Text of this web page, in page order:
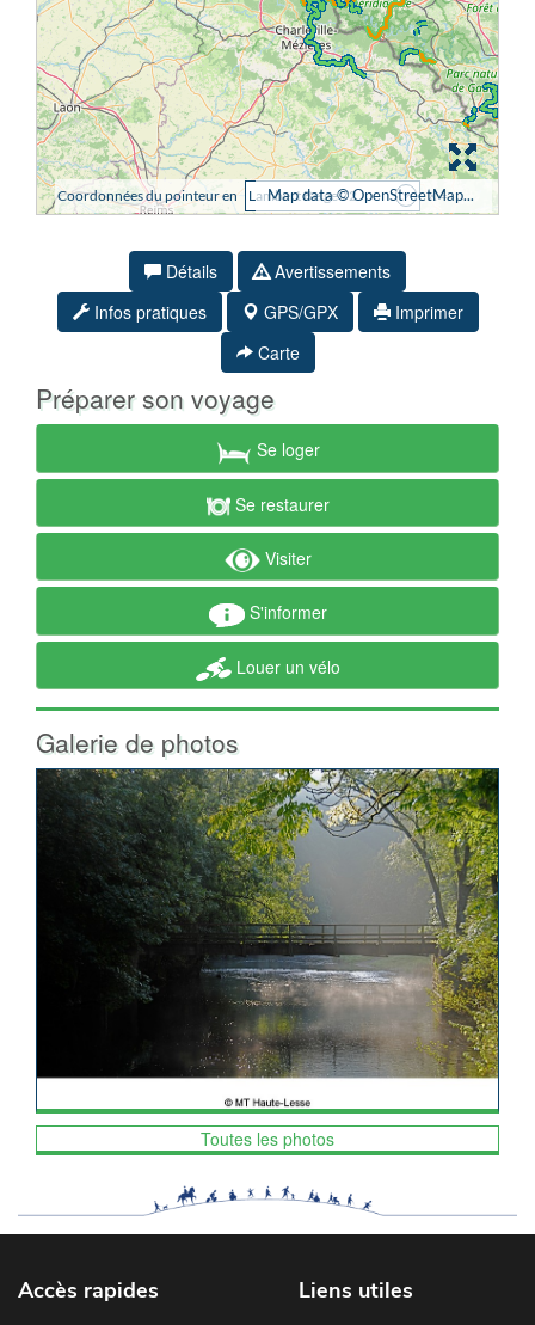
Détails
Avertissements
Infos pratiques
GPS/GPX
Imprimer
Carte
Préparer son voyage
Se loger
Se restaurer
Visiter
S'informer
Louer un vélo
Galerie de photos
Toutes les photos
Accès rapides Liens utiles